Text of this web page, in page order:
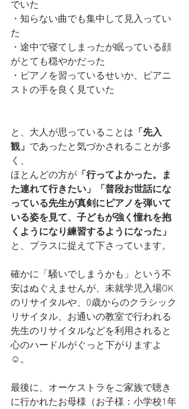
でいた
・知らない曲でも集中して見入ってい
た
・途中で寝てしまったが眠っている顔
がとても穏やかだった
・ピアノを習っているせいか、ピアニ
ストの手を良く見ていた
と、大人が思っていることは 「先入
観」 であったと気づかされることが多
く、
ほとんどの方が 「行ってよかった。ま
た連れて行きたい」「普段お世話にな
っている先生が真剣にピアノを弾いて
いる姿を見て、子どもが強く憧れを抱
くようになり練習するようになった」
と、プラスに捉えて下さっています。
確かに「騒いでしまうかも」という不
安はぬぐえませんが、未就学児入場OK
のリサイタルや、0歳からのクラシック
リサイタル、お通いの教室で行われる
先生のリサイタルなどを利用されると
心のハードルがぐっと下がりますよ
☺️。
最後に、オーケストラをご家族で聴き
に行かれたお母様（お子様：小学校1年